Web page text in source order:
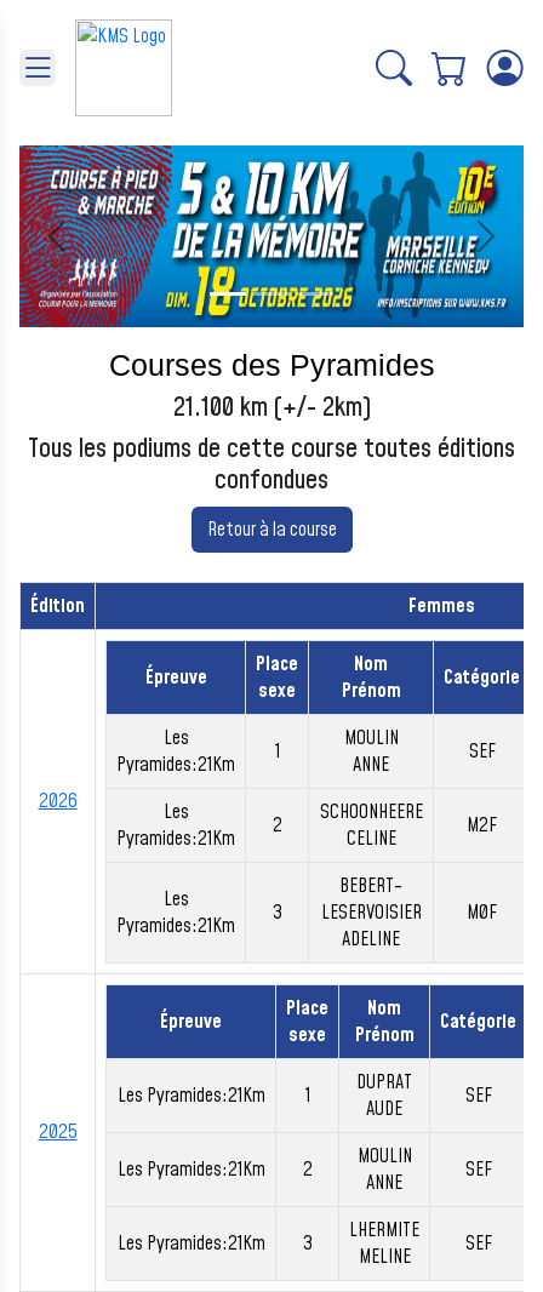
Précédent Suivant
Courses des Pyramides
21.100 km (+/- 2km)
Tous les podiums de cette course toutes éditions
confondues
Retour à la course
Édition Femmes
2026
Épreuve
Place
sexe
Nom
Prénom
Catégorie
Les
Pyramides:21Km
1
MOULIN
ANNE
SEF
Les
Pyramides:21Km
2
SCHOONHEERE
CELINE
M2F
Les
Pyramides:21Km
3
BEBERT-
LESERVOISIER
ADELINE
M0F
2025
Épreuve
Place
sexe
Nom
Prénom
Catégorie
Les Pyramides:21Km 1
DUPRAT
AUDE
SEF
Les Pyramides:21Km 2
MOULIN
ANNE
SEF
Les Pyramides:21Km 3
LHERMITE
MELINE
SEF
Panneau de gestion des cookies